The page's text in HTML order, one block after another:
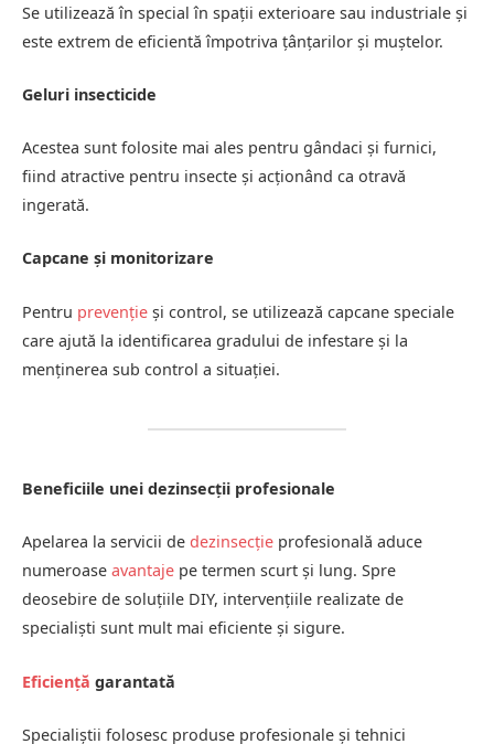
Se utilizează în special în spații exterioare sau industriale și
este extrem de eficientă împotriva țânțarilor și muștelor.
Geluri insecticide
Acestea sunt folosite mai ales pentru gândaci și furnici,
fiind atractive pentru insecte și acționând ca otravă
ingerată.
Capcane și monitorizare
Pentru prevenție și control, se utilizează capcane speciale
care ajută la identificarea gradului de infestare și la
menținerea sub control a situației.
Beneficiile unei dezinsecții profesionale
Apelarea la servicii de dezinsecție profesională aduce
numeroase avantaje pe termen scurt și lung. Spre
deosebire de soluțiile DIY, intervențiile realizate de
specialiști sunt mult mai eficiente și sigure.
Eficiență garantată
Specialiștii folosesc produse profesionale și tehnici